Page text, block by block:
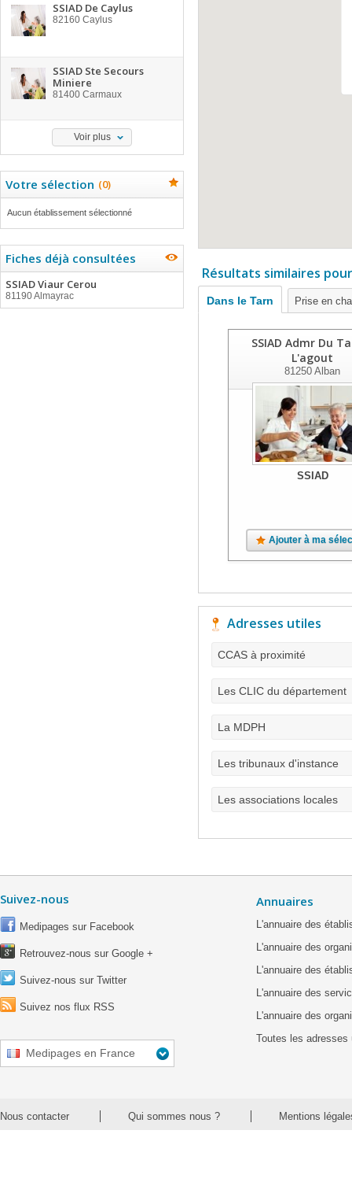
SSIAD De Caylus
82160 Caylus
SSIAD Ste Secours
Miniere
81400 Carmaux
Voir plus
Votre sélection (0)
Aucun établissement sélectionné
Fiches déjà consultées
SSIAD Viaur Cerou
81190 Almayrac
Résultats similaires
Dans le Tarn Prise en
SSIAD Admr Du
L'agout
81250 Alban
SSIAD
Ajouter à ma
Adresses utiles
CCAS à proximité
Les CLIC du département
La MDPH
Les tribunaux d'instance
Les associations locales
Suivez-nous
Medipages sur Facebook
Retrouvez-nous sur Google +
Suivez-nous sur Twitter
Suivez nos flux RSS
Medipages en France
Annuaires
L'annuaire des
L'annuaire des
L'annuaire des
L'annuaire des
L'annuaire des
Toutes les adresses
Nous contacter Qui sommes nous ? Mentions